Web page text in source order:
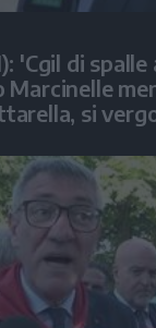
'Cgil di spalle
Marcinelle
si